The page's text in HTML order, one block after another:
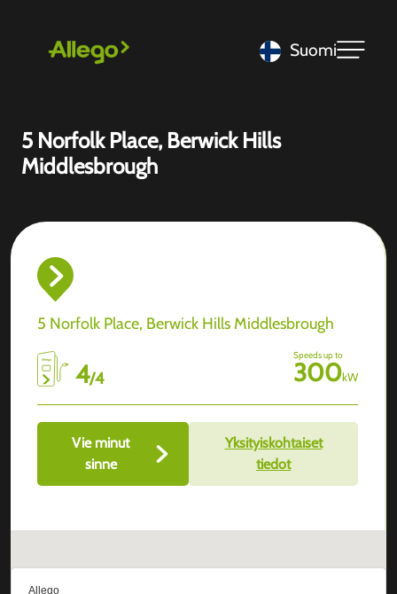
Suomi
5 Norfolk Place, Berwick Hills
Middlesbrough
5 Norfolk Place, Berwick Hills Middlesbrough
4/4
Speeds up to
300kW
Vie minut
sinne
Yksityiskohtaiset
tiedot